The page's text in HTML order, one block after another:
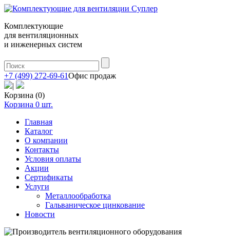
Комплектующие
для вентиляционных
и инженерных систем
+7 (499) 272-69-61Офис продаж
|
Корзина (0)
Корзина 0 шт.
Главная
Каталог
О компании
Контакты
Условия оплаты
Акции
Сертификаты
Услуги
Металлообработка
Гальваническое цинкование
Новости